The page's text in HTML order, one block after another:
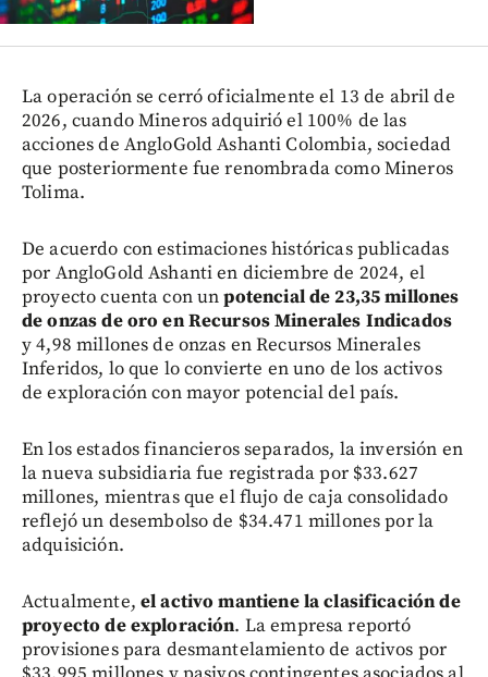
La operación se cerró oficialmente el 13 de abril de
2026, cuando Mineros adquirió el 100% de las
acciones de AngloGold Ashanti Colombia, sociedad
que posteriormente fue renombrada como Mineros
Tolima.
De acuerdo con estimaciones históricas publicadas
por AngloGold Ashanti en diciembre de 2024, el
proyecto cuenta con unpotencial de 23,35 millones
de onzas de oro en Recursos Minerales Indicados
y 4,98 millones de onzas en Recursos Minerales
Inferidos, lo que lo convierte en uno de los activos
de exploración con mayor potencial del país.
En los estados financieros separados, la inversión en
la nueva subsidiaria fue registrada por $33.627
millones, mientras que el flujo de caja consolidado
reflejó un desembolso de $34.471 millones por la
adquisición.
Actualmente, el activo mantiene la clasificación de
proyecto de exploración. La empresa reportó
provisiones para desmantelamiento de activos por